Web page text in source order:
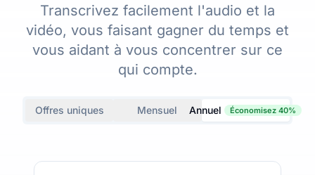
Transcrivez facilement l'audio et la
vidéo, vous faisant gagner du temps et
vous aidant à vous concentrer sur ce
qui compte.
Offres uniques Mensuel Annuel Économisez 40%